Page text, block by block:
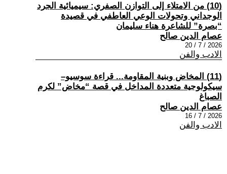
(10) من الامتلاء إلى التوازن الصفري: سيميائية الجرد
الوجداني وتحولات الوعي العاطفي في قصيدة
“بصرة” للشاعرة هناء سليمان
عصام الدين صالح
2026 / 7 / 20
الادب والفن
(11) المخاض وبنية المقاومة... قراءة سوسيو–
سيكولوجية متعددة المداخل في قصة “مخاض” لكرم
الصباغ
عصام الدين صالح
2026 / 7 / 16
الادب والفن